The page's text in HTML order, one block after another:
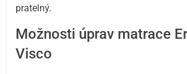
pratelný.
Možnosti úprav matrace
Visco